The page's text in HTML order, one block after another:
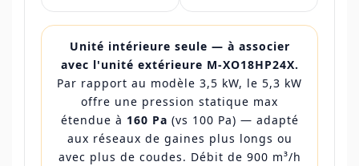
Unité intérieure seule — à associer
avec l'unité extérieure M-XO18HP24X.
Par rapport au modèle 3,5 kW, le 5,3 kW
offre une pression statique max
étendue à 160 Pa (vs 100 Pa) — adapté
aux réseaux de gaines plus longs ou
avec plus de coudes. Débit de 900 m³/h